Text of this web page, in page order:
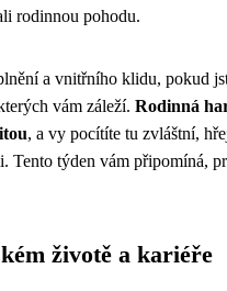
rodinnou pohodu.
a vnitřního klidu, pokud
vám záleží. Rodinná
, a vy pocítíte tu zvláštní,
Tento týden vám připomíná,
životě a kariéře